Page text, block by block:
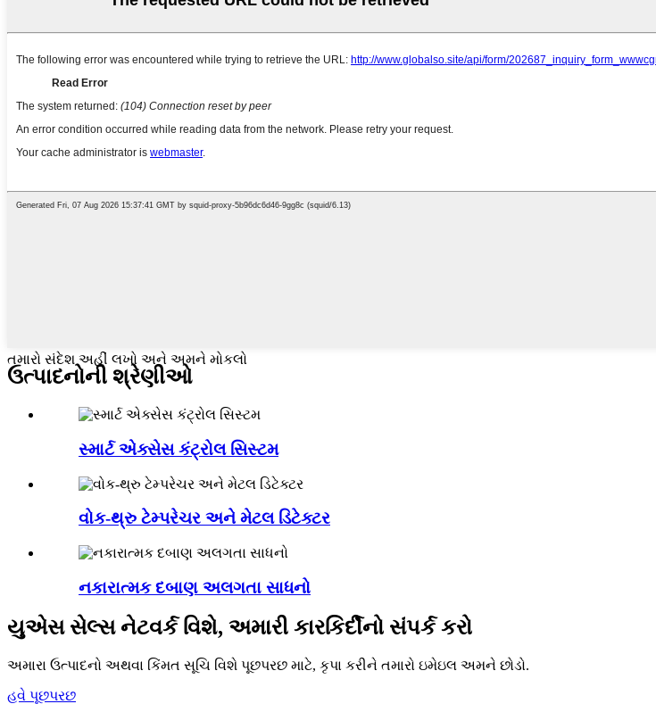
તમારો સંદેશ અહીં લખો અને અમને મોકલો
ઉત્પાદનોની શ્રેણીઓ
સ્માર્ટ એક્સેસ કંટ્રોલ સિસ્ટમ
વોક-થ્રુ ટેમ્પરેચર અને મેટલ ડિટેક્ટર
નકારાત્મક દબાણ અલગતા સાધનો
યુએસ સેલ્સ નેટવર્ક વિશે, અમારી કારકિર્દીનો સંપર્ક કરો
અમારા ઉત્પાદનો અથવા કિંમત સૂચિ વિશે પૂછપરછ માટે, કૃપા કરીને તમારો ઇમેઇલ અમને છોડો.
હવે પૂછપરછ